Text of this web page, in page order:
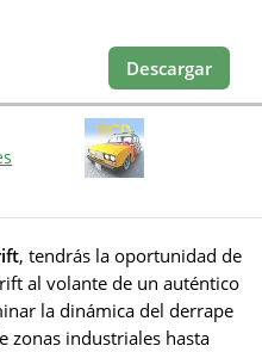
Descargar
, tendrás la oportunidad de
al volante de un auténtico
la dinámica del derrape
zonas industriales hasta